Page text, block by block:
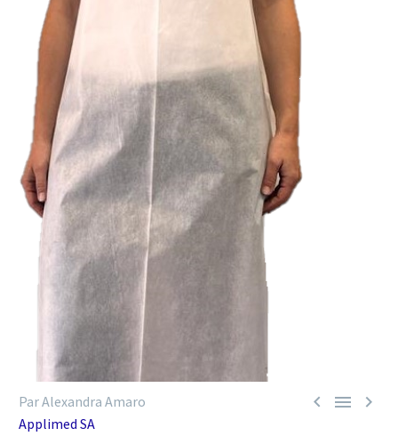
  
Par Alexandra Amaro
Applimed SA